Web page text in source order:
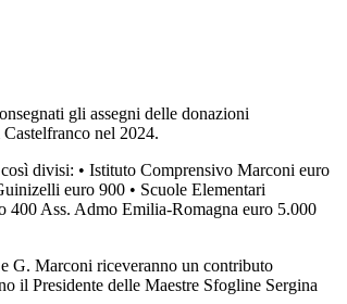
gli assegni delle donazioni
nel 2024.
divisi: • Istituto Comprensivo Marconi euro
euro 900 • Scuole Elementari
400 Ass. Admo Emilia-Romagna euro 5.000
G. Marconi riceveranno un contributo
il Presidente delle Maestre Sfogline Sergina